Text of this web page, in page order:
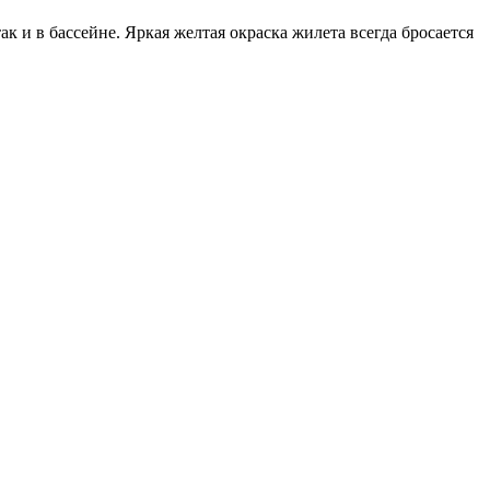
в бассейне. Яркая желтая окраска жилета всегда бросается